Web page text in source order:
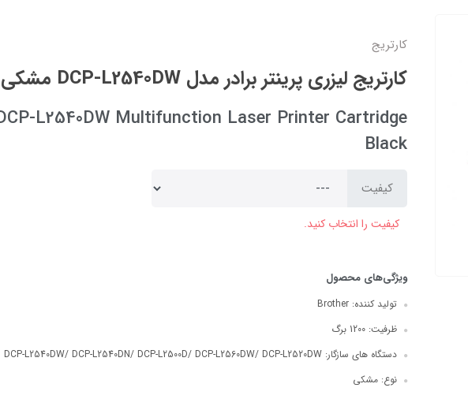
کارتریج
کارتریج لیزری پرینتر برادر مدل DCP-L2540DW مشکی
L2540DW Multifunction Laser Printer Cartridge
Black
کیفیت
کیفیت را انتخاب کنید.
ویژگی‌های محصول
تولید کننده:Brother
ظرفیت:1200 برگ
دستگاه های سازگار:DCP-L2540DW/ DCP-L2540DN/ DCP-L2500D/ DCP-L2560DW/ DCP-L2520DW
نوع:مشکی